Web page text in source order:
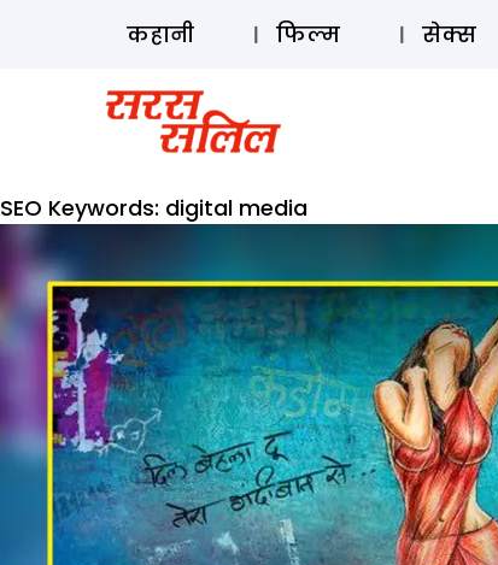
कहानी फिल्म सेक्स
SEO Keywords: digital media